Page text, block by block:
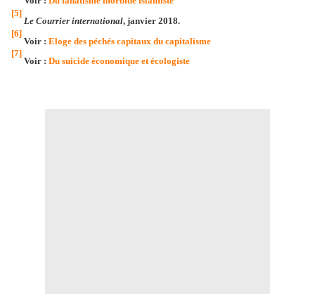
[5]
Le Courrier international, janvier 2018.
[6]
Voir : Eloge des péchés capitaux du capitalisme
[7]
Voir : Du suicide économique et écologiste